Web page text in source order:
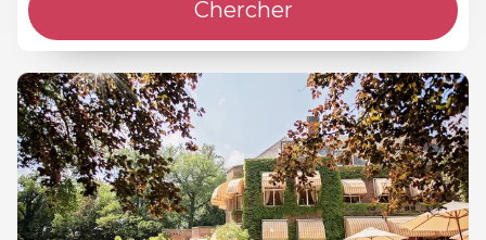
Chercher